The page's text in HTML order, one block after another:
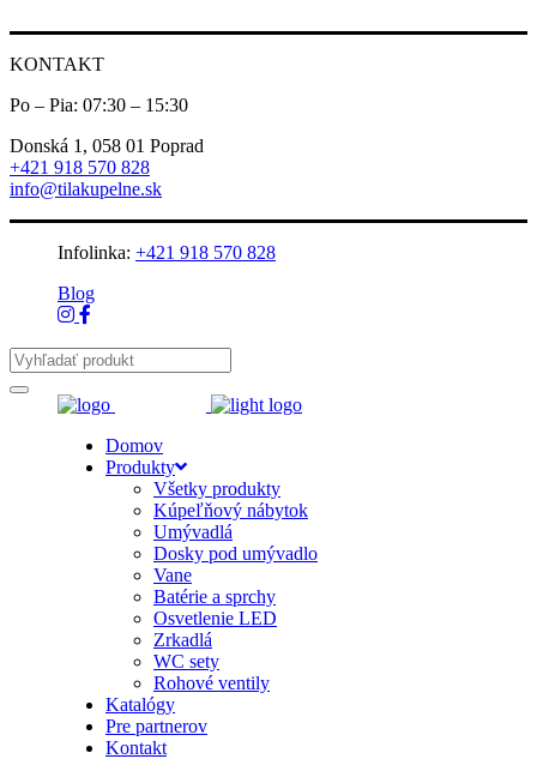
KONTAKT
Po – Pia: 07:30 – 15:30
Donská 1, 058 01 Poprad
+421 918 570 828
info@tilakupelne.sk
Infolinka: +421 918 570 828
Blog
Domov
Produkty
Všetky produkty
Kúpeľňový nábytok
Umývadlá
Dosky pod umývadlo
Vane
Batérie a sprchy
Osvetlenie LED
Zrkadlá
WC sety
Rohové ventily
Katalógy
Pre partnerov
Kontakt